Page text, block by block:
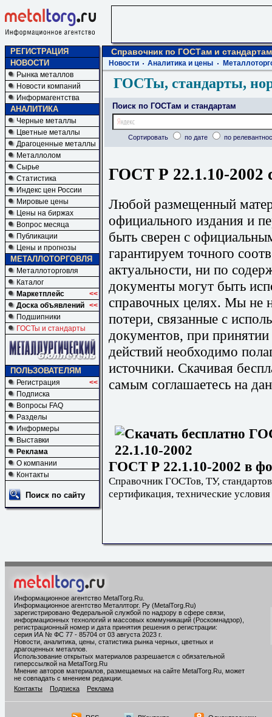
РЕГИСТРАЦИЯ
НОВОСТИ
Рынка металлов
Новости компаний
Информагентства
АНАЛИТИКА
Черные металлы
Цветные металлы
Драгоценные металлы
Металлолом
Сырье
Статистика
Индекс цен России
Мировые цены
Цены на биржах
Вопрос месяца
Публикации
Цены и прогнозы
МЕТАЛЛОТОРГОВЛЯ
Металлоторговля
Каталог
Маркетплейс
<<
Доска объявлений <<
Подшипники
ГОСТы и стандарты
ПОЛЬЗОВАТЕЛЯМ
Регистрация
<<
Подписка
Вопросы FAQ
Разделы
Информеры
Выставки
Реклама
О компании
Контакты
Поиск по сайту
Справочник по ГОСТам и стандартам
Новости Аналитика и цены
ГОСТы, стандарты,
Поиск по ГОСТам и стандартам
Сортировать по дате по
ГОСТ Р 22.1.10-2002
Любой размещенный
официального издания и
быть сверен с
гарантируем точного
актуальности, ни по
документы могут быть
справочных целях. Мы не
потери, связанные с
документов, при
действий необходимо
источники. Скачивая
самым соглашаетесь на
ГОСТ Р 22.1.10-2002 в
Справочник ГОСТов, ТУ,
сертификация, технические условия
Информационное агентство MetalTorg.Ru
Информационное агентство Металлторг. Ру (MetalTorg.Ru)
зарегистрировано Федеральной службой по надзору в сфере связи,
информационных технологий и массовых коммуникаций (Роскомнадзор),
регистрационный номер и дата принятия решения о регистрации:
серия ИА № ФС 77 - 85704 от 03 августа 2023 г.
Новости, аналитика, цены, статистика рынка черных, цветных и
драгоценных металлов.
Использование открытых материалов разрешается с обязательной
гиперссылкой на MetalTorg.Ru
Мнение авторов материалов, размещаемых на сайте MetalTorg.Ru, может
не совпадать с мнением редакции.
Контакты
Подписка Реклама